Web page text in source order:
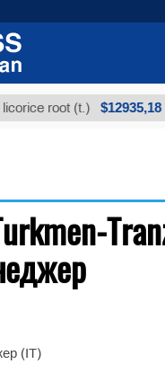
root (t.) $12935,18
(IT)